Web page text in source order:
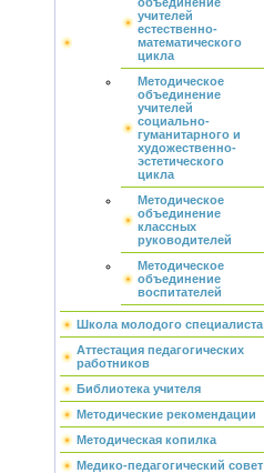
учителей
естественно-
математического
цикла
Методическое
объединение
учителей
социально-
гуманитарного и
художественно-
эстетического
цикла
Методическое
объединение
классных
руководителей
Методическое
объединение
воспитателей
Школа молодого специалиста
Аттестация педагогических
работников
Библиотека учителя
Методические рекомендации
Методическая копилка
Медико-педагогический совет